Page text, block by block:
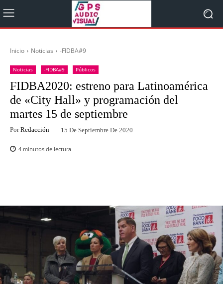
Inicio Noticias -FIDBA#9
Noticias -FIDBA#9 Públicos
FIDBA2020: estreno para Latinoamérica
de «City Hall» y programación del
martes 15 de septiembre
Por Redacción 15 De Septiembre De 2020
4 minutos de lectura